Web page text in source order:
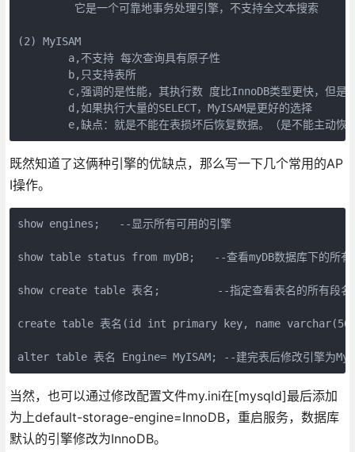
         它是一个可靠地事务处理引擎，不支持全文本搜索
(2) MyISAM
        a,不支持 每次查询具有原子性
        b,只支持表所
c,强调的是性能，其执行数 度比InnoDB类型更快，但是
        d,如果执行大量的SELECT，MyISAM是更好的选择
e,缺点：就是不能在表损坏后恢复数据。（是不能主动恢
既然知道了这俩种引擎的优缺点，那么写一下几个常用的AP
I操作。
show engines;   --显示所有可用的引擎
show table status from myDB;   --查看myDB数据库下的所有
show create table 表名;         --指定查看表名的所有段名
create table 表名(id int primary key, name
alter table 表名 Engine= MyISAM; --建完表后修改引擎为
当然，也可以通过修改配置文件my.ini在[mysqld]最后添加
为上default-storage-engine=InnoDB，重启服务，数据库
默认的引擎修改为InnoDB。